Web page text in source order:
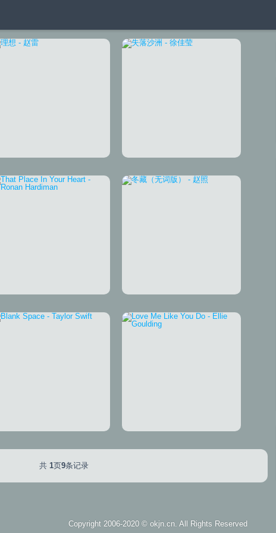
共 1页9条记录
Copyright 2006-2020 © okjn.cn. All Rights Reserved